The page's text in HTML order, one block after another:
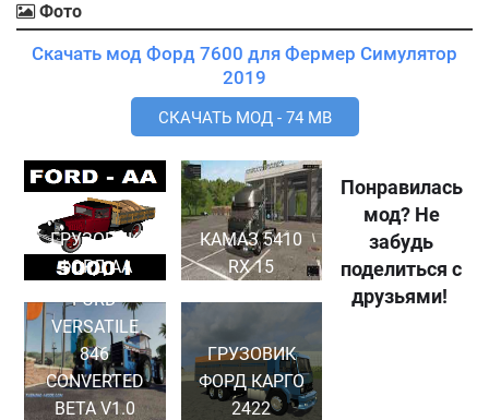
Фото
Скачать мод Форд 7600 для Фермер Симулятор
2019
СКАЧАТЬ МОД - 74 MB
ГРУЗОВИК
ФОРД АА
КАМАЗ 5410
RX 15
FORD
VERSATILE
846
CONVERTED
BETA V1.0
ГРУЗОВИК
ФОРД КАРГО
2422
Понравилась
мод? Не
забудь
поделиться с
друзьями!